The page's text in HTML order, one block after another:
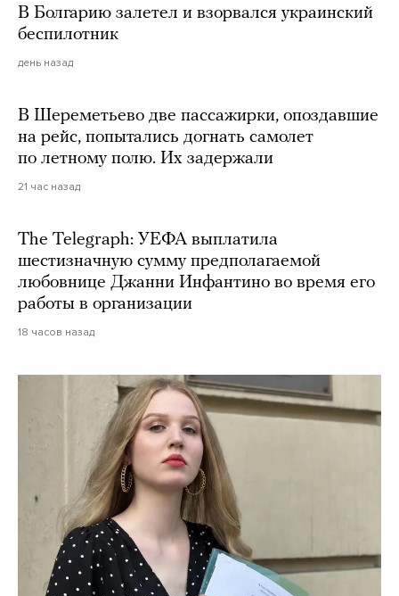
В Болгарию залетел и взорвался украинский
беспилотник
день назад
В Шереметьево две пассажирки, опоздавшие
на рейс, попытались догнать самолет
по летному полю. Их задержали
21 час назад
The Telegraph: УЕФА выплатила
шестизначную сумму предполагаемой
любовнице Джанни Инфантино во время его
работы в организации
18 часов назад